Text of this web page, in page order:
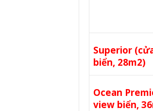
Superior
biển, 28m2)
Ocean
view biển,